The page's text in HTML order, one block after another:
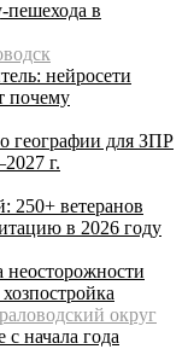
пешехода в
нейросети
почему
географии для ЗПР
г.
250+ ветеранов
в 2026 году
неосторожности
округ
начала года